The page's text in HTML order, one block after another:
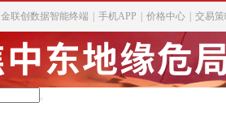
金联创数据智能终端 手机APP 价格中心 交易